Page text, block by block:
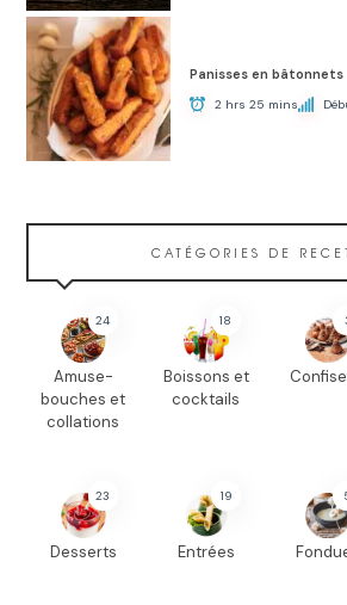
Panisses en bâtonnets
2 hrs 25 mins
CATÉGORIES DE
24
Amuse-
bouches et
collations
18
Boissons et
cocktails
23
Desserts
19
Entrées